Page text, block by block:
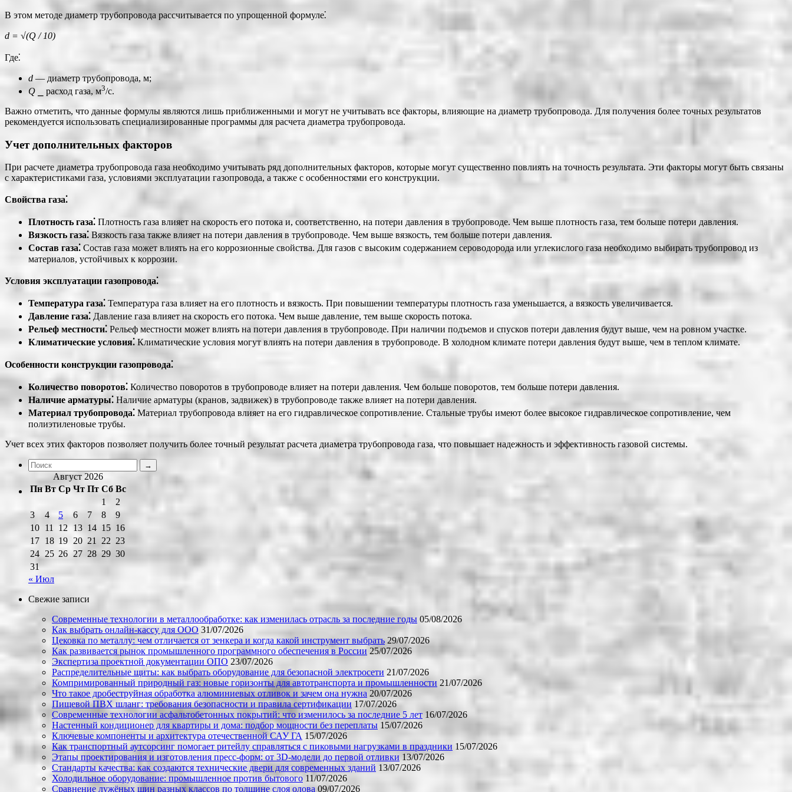
В этом методе диаметр трубопровода рассчитывается по упрощенной формуле⁚
d = √(Q / 10)
Где⁚
d― диаметр трубопровода, м;
Q ⎯ расход газа, м3/с.
Важно отметить, что данные формулы являются лишь приближенными и могут не учитывать все факторы, влияющие на диаметр трубопровода. Для получения более точных результатов
рекомендуется использовать специализированные программы для расчета диаметра трубопровода.
Учет дополнительных факторов
При расчете диаметра трубопровода газа необходимо учитывать ряд дополнительных факторов, которые могут существенно повлиять на точность результата. Эти факторы могут быть связаны
с характеристиками газа, условиями эксплуатации газопровода, а также с особенностями его конструкции.
Свойства газа⁚
Плотность газа⁚ Плотность газа влияет на скорость его потока и, соответственно, на потери давления в трубопроводе. Чем выше плотность газа, тем больше потери давления.
Вязкость газа⁚ Вязкость газа также влияет на потери давления в трубопроводе. Чем выше вязкость, тем больше потери давления.
Состав газа⁚ Состав газа может влиять на его коррозионные свойства. Для газов с высоким содержанием сероводорода или углекислого газа необходимо выбирать трубопровод из
материалов, устойчивых к коррозии.
Условия эксплуатации газопровода⁚
Температура газа⁚ Температура газа влияет на его плотность и вязкость. При повышении температуры плотность газа уменьшается, а вязкость увеличивается.
Давление газа⁚ Давление газа влияет на скорость его потока. Чем выше давление, тем выше скорость потока.
Рельеф местности⁚ Рельеф местности может влиять на потери давления в трубопроводе. При наличии подъемов и спусков потери давления будут выше, чем на ровном участке.
Климатические условия⁚Климатические условия могут влиять на потери давления в трубопроводе. В холодном климате потери давления будут выше, чем в теплом климате.
Особенности конструкции газопровода⁚
Количество поворотов⁚ Количество поворотов в трубопроводе влияет на потери давления. Чем больше поворотов, тем больше потери давления.
Наличие арматуры⁚ Наличие арматуры (кранов, задвижек) в трубопроводе также влияет на потери давления.
Материал трубопровода⁚ Материал трубопровода влияет на его гидравлическое сопротивление. Стальные трубы имеют более высокое гидравлическое сопротивление, чем
полиэтиленовые трубы.
Учет всех этих факторов позволяет получить более точный результат расчета диаметра трубопровода газа, что повышает надежность и эффективность газовой системы.
Август 2026
Пн Вт Ср Чт Пт Сб Вс
1
2
3
4 5 6 7 8
9
10 11 12 13 14 15 16
17 18 19 20 21 22 23
24 25 26 27 28 29 30
31
« Июл
Свежие записи
Современные технологии в металлообработке: как изменилась отрасль за последние годы 05/08/2026
Как выбрать онлайн-кассу для ООО 31/07/2026
Цековка по металлу: чем отличается от зенкера и когда какой инструмент выбрать 29/07/2026
Как развивается рынок промышленного программного обеспечения в России 25/07/2026
Экспертиза проектной документации ОПО 23/07/2026
Распределительные щиты: как выбрать оборудование для безопасной электросети 21/07/2026
Компримированный природный газ: новые горизонты для автотранспорта и промышленности 21/07/2026
Что такое дробеструйная обработка алюминиевых отливок и зачем она нужна 20/07/2026
Пищевой ПВХ шланг: требования безопасности и правила сертификации 17/07/2026
Современные технологии асфальтобетонных покрытий: что изменилось за последние 5 лет 16/07/2026
Настенный кондиционер для квартиры и дома: подбор мощности без переплаты 15/07/2026
Ключевые компоненты и архитектура отечественной САУ ГА 15/07/2026
Как транспортный аутсорсинг помогает ритейлу справляться с пиковыми нагрузками в праздники 15/07/2026
Этапы проектирования и изготовления пресс-форм: от 3D-модели до первой отливки 13/07/2026
Стандарты качества: как создаются технические двери для современных зданий 13/07/2026
Холодильное оборудование: промышленное против бытового 11/07/2026
Сравнение лужёных шин разных классов по толщине слоя олова 09/07/2026